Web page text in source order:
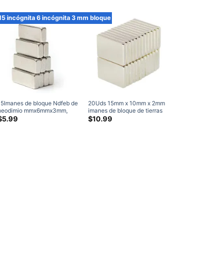
incógnita 6 incógnita 3 mm bloque
de bloque Ndfeb de
mmx6mmx3mm,
de bloque fuertes
N35, imanes rectangulares
5.99
20Uds 15mm x 10mm x 2mm
imanes de bloque de tierras
raras súper fuertes N48
potentes imanes
$10.99